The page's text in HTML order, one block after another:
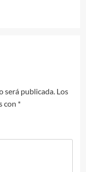
será publicada. Los
con *